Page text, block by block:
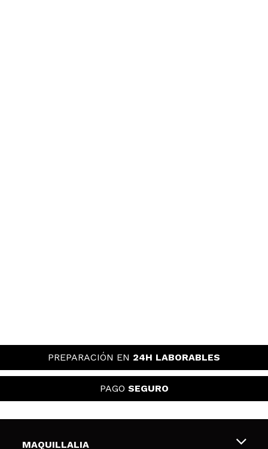
PREPARACIÓN EN 24H LABORABLES
PAGO SEGURO
MAQUILLALIA